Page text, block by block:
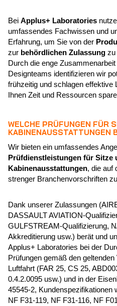
Bei Applus+ Laboratories
umfassendes Fachwissen und
Erfahrung, um Sie von der
zur behördlichen Zulassung zu
Durch die enge
Designteams identifizieren wir
frühzeitig und schlagen effektive
Ihnen Zeit und Ressourcen
WELCHE PRÜFUNGEN FÜR
KABINENAUSSTATTUNGEN
Wir bieten ein umfassendes
Prüfdienstleistungen für Sitze
Kabinenausstattungen, die auf
strenger Branchenvorschriften
Dank unserer Zulassungen
DASSAULT AVIATION-
GULFSTREAM-Qualifizierung,
Akkreditierung usw.) berät und
Applus+ Laboratories bei der
Prüfungen gemäß den
Luftfahrt (FAR 25, CS 25,
0.4.2.0095 usw.) und in der
45545-2, Kundenspezifikationen
NF F31-119, NF F31-116, NF